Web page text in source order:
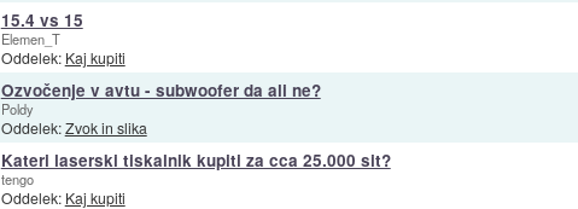
15.4 vs 15
Elemen_T
Oddelek: Kaj kupiti
Ozvočenje v avtu - subwoofer da ali ne?
Poldy
Oddelek:Zvok in slika
Kateri laserski tiskalnik kupiti za cca 25.000 sit?
tengo
Oddelek: Kaj kupiti